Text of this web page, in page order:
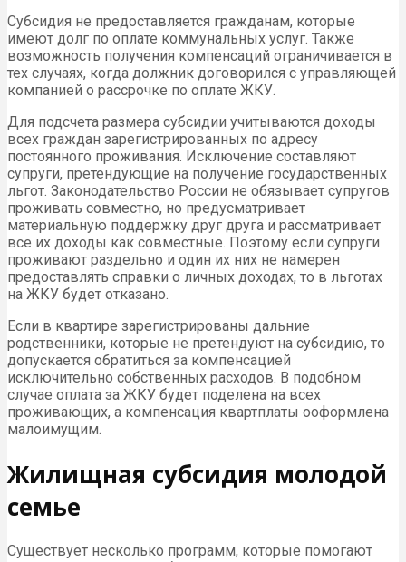
Субсидия не предоставляется гражданам, которые
имеют долг по оплате коммунальных услуг. Также
возможность получения компенсаций ограничивается в
тех случаях, когда должник договорился с управляющей
компанией о рассрочке по оплате ЖКУ.
Для подсчета размера субсидии учитываются доходы
всех граждан зарегистрированных по адресу
постоянного проживания. Исключение составляют
супруги, претендующие на получение государственных
льгот. Законодательство России не обязывает супругов
проживать совместно, но предусматривает
материальную поддержку друг друга и рассматривает
все их доходы как совместные. Поэтому если супруги
проживают раздельно и один их них не намерен
предоставлять справки о личных доходах, то в льготах
на ЖКУ будет отказано.
Если в квартире зарегистрированы дальние
родственники, которые не претендуют на субсидию, то
допускается обратиться за компенсацией
исключительно собственных расходов. В подобном
случае оплата за ЖКУ будет поделена на всех
проживающих, а компенсация квартплаты ооформлена
малоимущим.
Жилищная субсидия молодой
семье
Существует несколько программ, которые помогают